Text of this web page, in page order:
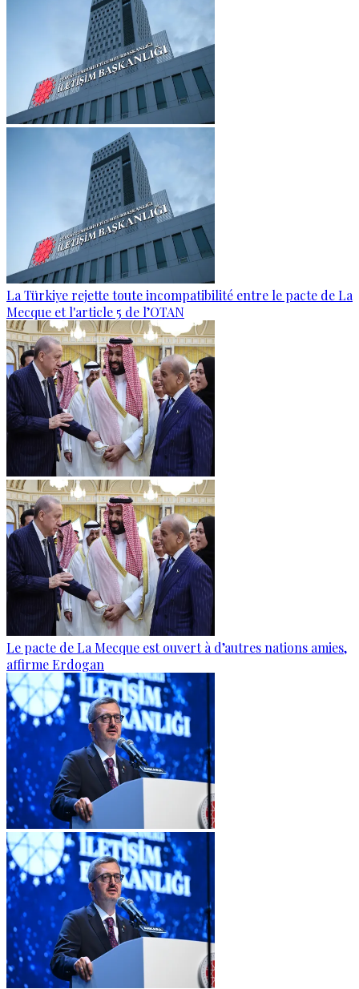
La Türkiye rejette toute incompatibilité entre le pacte de La
Mecque et l'article 5 de l’OTAN
Le pacte de La Mecque est ouvert à d’autres nations amies,
affirme Erdogan